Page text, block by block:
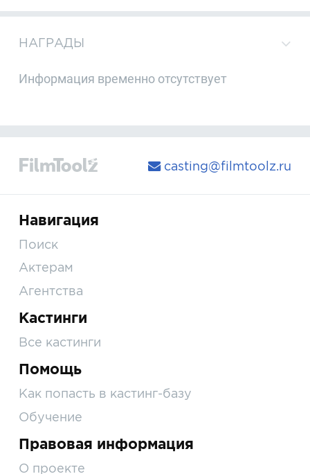
НАГРАДЫ
Информация временно отсутствует
casting@filmtoolz.ru
Навигация
Поиск
Актерам
Агентства
Кастинги
Все кастинги
Помощь
Как попасть в кастинг-базу
Обучение
Правовая информация
О проекте